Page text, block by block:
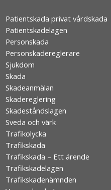
Patientskada privat vårdskada
Patientskadelagen
Personskada
Personskadereglerare
Sjukdom
Skada
Skadeanmälan
Skadereglering
Skadeståndslagen
Sveda och värk
Trafikolycka
Trafikskada
Trafikskada – Ett ärende
Trafikskadelagen
Trafikskadenämnden